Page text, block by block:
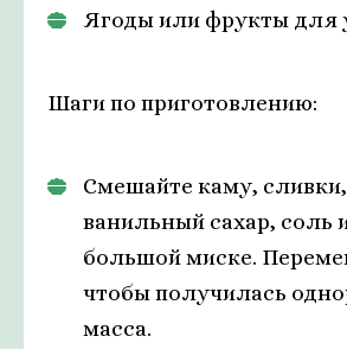
Ягоды или фрукты для
Шаги по приготовлению:
Смешайте каму, сливки,
ванильный сахар, соль
большой миске.
чтобы получилась
масса.